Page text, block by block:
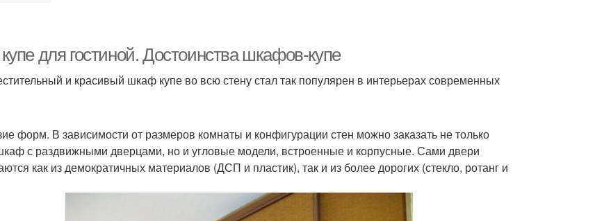
для гостиной. Достоинства шкафов-купе
и красивый шкаф купе во всю стену стал так популярен в интерьерах современных
форм. В зависимости от размеров комнаты и конфигурации стен можно заказать не только
с раздвижными дверцами, но и угловые модели, встроенные и корпусные. Сами двери
как из демократичных материалов (ДСП и пластик), так и из более дорогих (стекло, ротанг и